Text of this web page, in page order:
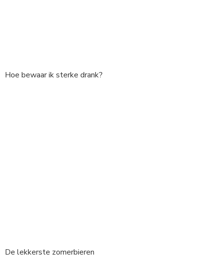
Hoe bewaar ik sterke drank?
De lekkerste zomerbieren